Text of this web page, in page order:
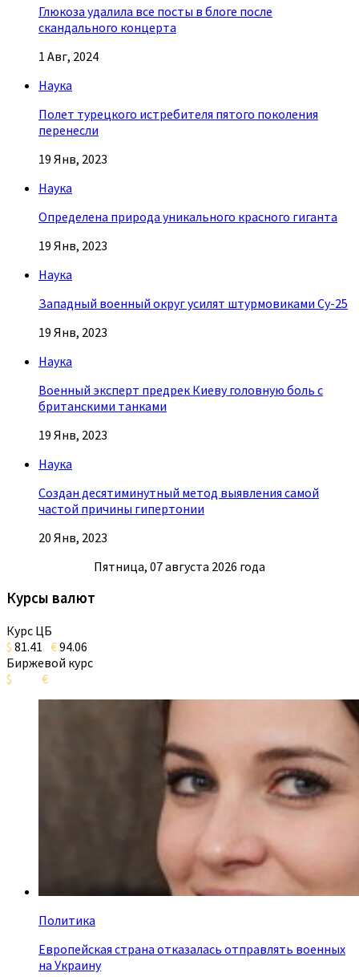
Глюкоза удалила все посты в блоге после
скандального концерта
1 Авг, 2024
Наука
Полет турецкого истребителя пятого поколения
перенесли
19 Янв, 2023
Наука
Определена природа уникального красного гиганта
19 Янв, 2023
Наука
Западный военный округ усилят штурмовиками Су-25
19 Янв, 2023
Наука
Военный эксперт предрек Киеву головную боль с
британскими танками
19 Янв, 2023
Наука
Создан десятиминутный метод выявления самой
частой причины гипертонии
20 Янв, 2023
Пятница, 07 августа 2026 года
Курсы валют
Курс ЦБ
$ 81.41 €94.06
Биржевой курс
$
€
Политика
Европейская страна отказалась отправлять военных
на Украину